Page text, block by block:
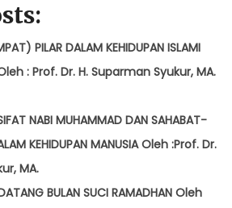
PILAR DALAM KEHIDUPAN ISLAMI
: Prof. Dr. H. Suparman Syukur, MA.
NABI MUHAMMAD DAN SAHABAT-
KEHIDUPAN MANUSIA Oleh :Prof. Dr.
MA.
BULAN SUCI RAMADHAN Oleh